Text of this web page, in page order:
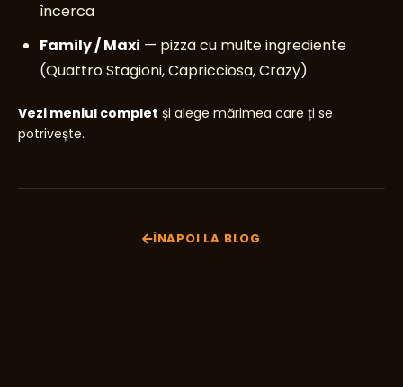
încerca
Family / Maxi — pizza cu multe ingrediente
(Quattro Stagioni, Capricciosa, Crazy)
Vezi meniul complet și alege mărimea care ți se
potrivește.
ÎNAPOI LA BLOG